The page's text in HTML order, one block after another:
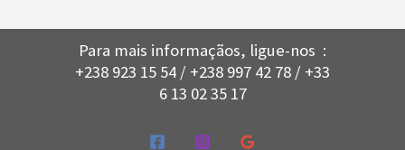
Para mais informaçãos, ligue-nos :
+238 923 15 54 / +238 997 42 78 / +33
6 13 02 35 17